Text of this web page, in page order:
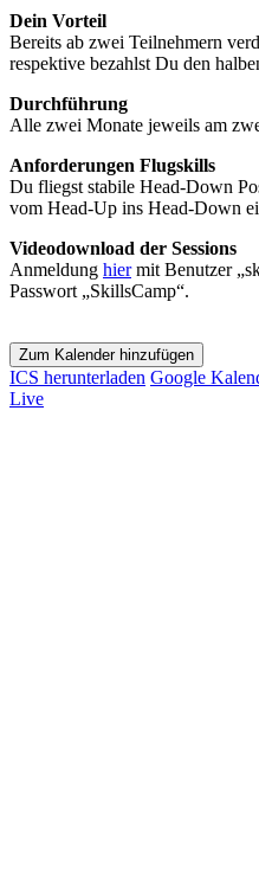
Dein Vorteil
Bereits ab zwei Teilnehmern
respektive bezahlst Du den
Durchführung
Alle zwei Monate jeweils am
Anforderungen Flugskills
Du fliegst stabile Head-Down
vom Head-Up ins Head-Down
Videodownload der Sessions
Anmeldung hiermit Benutzer
Passwort „SkillsCamp“.
Zum Kalender hinzufügen
ICS herunterladen Google
Live